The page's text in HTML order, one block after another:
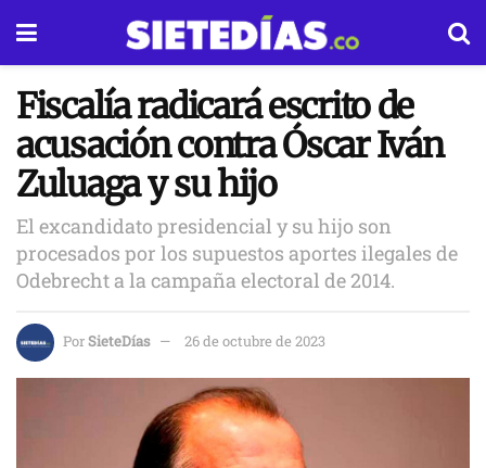
Fiscalía radicará escrito de
acusación contra Óscar Iván
Zuluaga y su hijo
El excandidato presidencial y su hijo son
procesados por los supuestos aportes ilegales de
Odebrecht a la campaña electoral de 2014.
PorSieteDías 26 de octubre de 2023